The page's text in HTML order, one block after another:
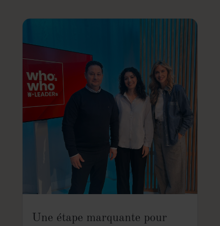
Une étape marquante pour